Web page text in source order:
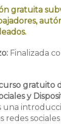
gratuita
Finalizada
gratuito
y
una
redes